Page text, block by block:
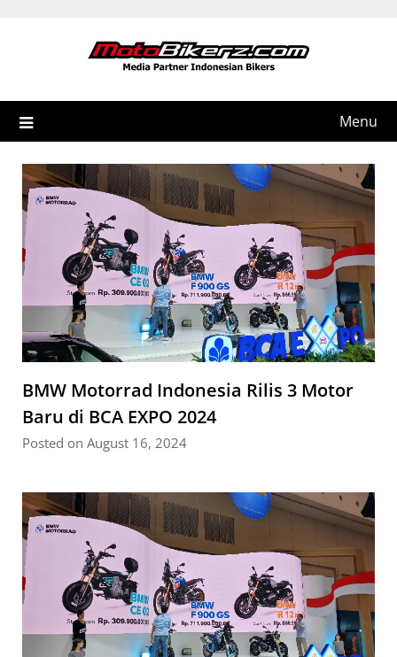
Menu
BMW Motorrad Indonesia Rilis 3 Motor
Baru di BCA EXPO 2024
Posted on August 16, 2024